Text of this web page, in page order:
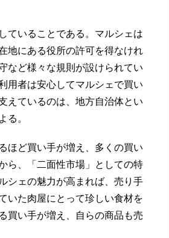
ていることである。マルシェは
地にある役所の許可を得なけれ
など様々な規則が設けられてい
用者は安心してマルシェで買い
えているのは、地方自治体とい
る。
ほど買い手が増え、多くの買い
ら、「二面性市場」としての特
シェの魅力が高まれば、売り手
いた肉屋にとって珍しい食材を
買い手が増え、自らの商品も売